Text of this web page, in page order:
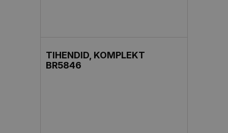
TIHENDID, KOMPLEKT
BR5846